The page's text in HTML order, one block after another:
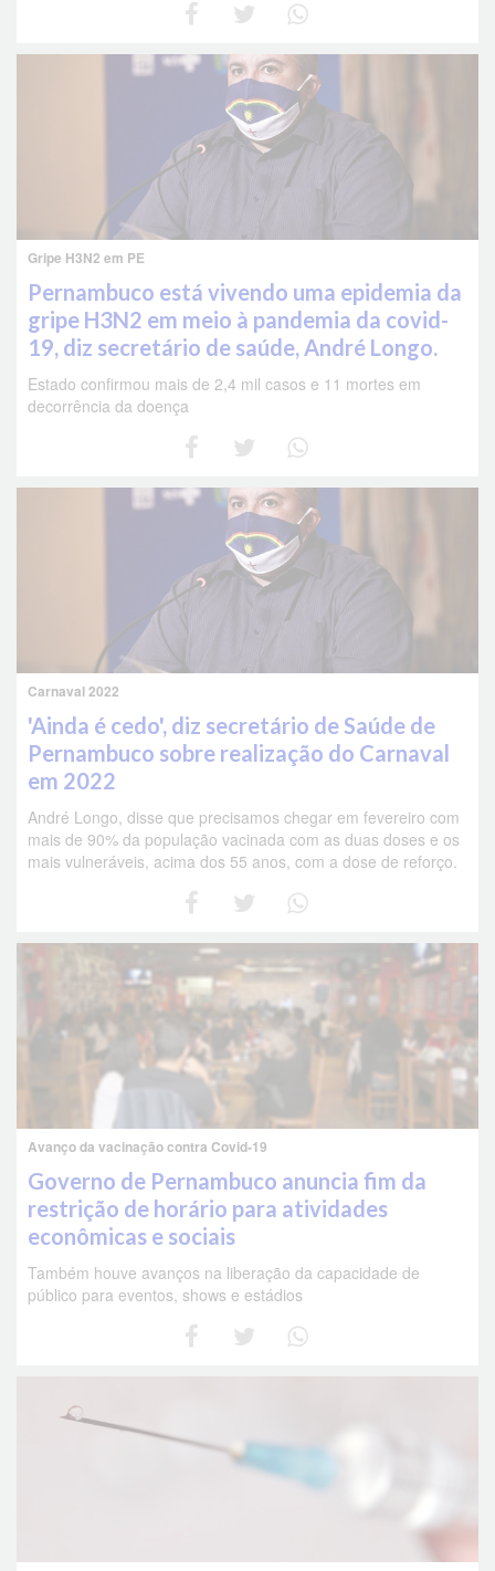
Gripe H3N2 em PE
Pernambuco está vivendo uma epidemia da
gripe H3N2 em meio à pandemia da covid-
19, diz secretário de saúde, André Longo.
Estado confirmou mais de 2,4 mil casos e 11 mortes em
decorrência da doença
Carnaval 2022
'Ainda é cedo', diz secretário de Saúde de
Pernambuco sobre realização do Carnaval
em 2022
André Longo, disse que precisamos chegar em fevereiro com
mais de 90% da população vacinada com as duas doses e os
mais vulneráveis, acima dos 55 anos, com a dose de reforço.
Avanço da vacinação contra Covid-19
Governo de Pernambuco anuncia fim da
restrição de horário para atividades
econômicas e sociais
Também houve avanços na liberação da capacidade de
público para eventos, shows e estádios